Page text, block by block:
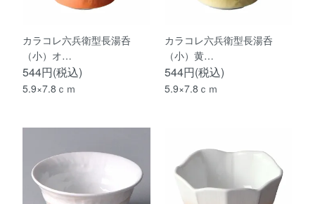
カラコレ六兵衛型長湯呑
（小）オ…
544円(税込)
5.9×7.8ｃｍ
カラコレ六兵衛型長湯呑
（小）黄…
544円(税込)
5.9×7.8ｃｍ